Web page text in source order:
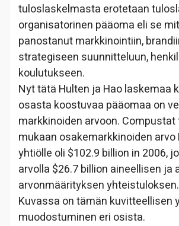
tuloslaskelmasta erotetaan
organisatorinen pääoma eli se
panostanut markkinointiin,
strategiseen suunnitteluun,
koulutukseen.
Nyt tätä Hulten ja Hao laskemaa
osasta koostuvaa pääomaa on
markkinoiden arvoon.
mukaan osakemarkkinoiden arvo
yhtiölle oli $102.9 billion in 2006,
arvolla $26.7 billion aineellisen ja
arvonmäärityksen yhteistuloksen.
Kuvassa on tämän kuvitteellisen
muodostuminen eri osista.